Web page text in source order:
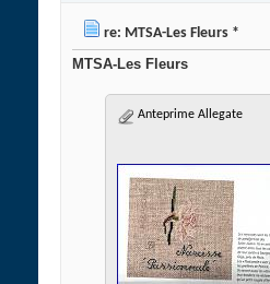
re: MTSA-Les Fleurs *
MTSA-Les Fleurs
Anteprime Allegate